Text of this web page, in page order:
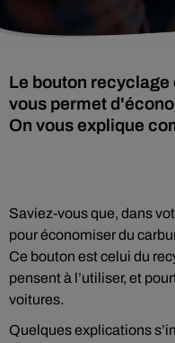
Le bouton
vous permet
On vous explique
Saviez-vous que, dans
pour économiser du
Ce bouton est celui du
pensent à l’utiliser, et
voitures.
Quelques explications